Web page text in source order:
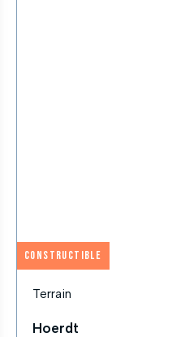
Constructible
Terrain
Hoerdt